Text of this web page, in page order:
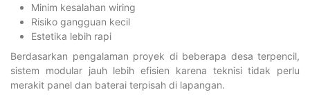
Minim kesalahan wiring
Risiko gangguan kecil
Estetika lebih rapi
Berdasarkan pengalaman proyek di beberapa desa terpencil,
sistem modular jauh lebih efisien karena teknisi tidak perlu
merakit panel dan baterai terpisah di lapangan.